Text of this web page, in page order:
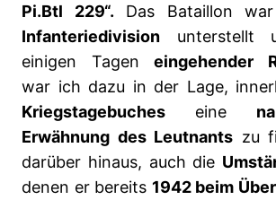
Pi.Btl 229“. Das Bataillon
Infanteriedivision unterstellt
einigen Tageneingehender
war ich dazu in der Lage,
Kriegstagebuches eine
Erwähnung des Leutnants zu
darüber hinaus, auch die
denen er bereits 1942 beim